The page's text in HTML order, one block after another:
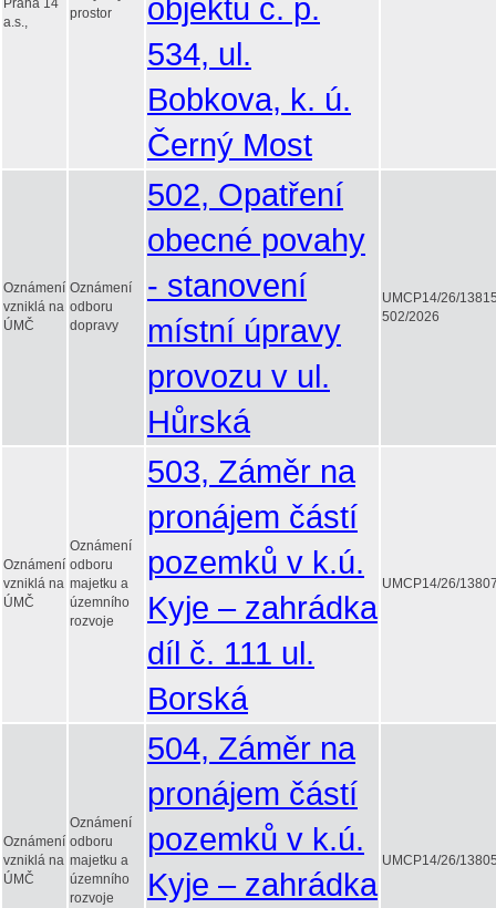
Praha 14
a.s.,
prostor
objektu č. p.
534, ul.
Bobkova, k. ú.
Černý Most
Oznámení
vzniklá na
ÚMČ
Oznámení
odboru
dopravy
502, Opatření
obecné povahy
- stanovení
místní úpravy
provozu v ul.
Hůrská
UMCP14/26/
502/2026
Oznámení
vzniklá na
ÚMČ
Oznámení
odboru
majetku a
územního
rozvoje
503, Záměr na
pronájem částí
pozemků v k.ú.
Kyje – zahrádka
díl č. 111 ul.
Borská
UMCP14/26/
Oznámení
vzniklá na
ÚMČ
Oznámení
odboru
majetku a
územního
rozvoje
504, Záměr na
pronájem částí
pozemků v k.ú.
Kyje – zahrádka
UMCP14/26/